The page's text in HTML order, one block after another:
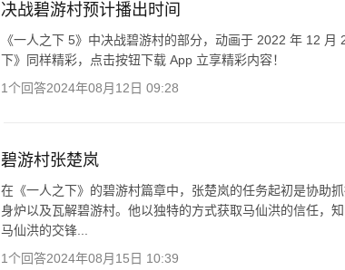
决战碧游村预计播出时间
《一人之下 5》中决战碧游村的部分，动画于 2022 年 12
下》同样精彩，点击按钮下载 App 立享精彩内容！
1个回答2024年08月12日 09:28
碧游村张楚岚
在《一人之下》的碧游村篇章中，张楚岚的任务起初是协助
身炉以及瓦解碧游村。他以独特的方式获取马仙洪的信任，
马仙洪的交锋...
1个回答2024年08月15日 10:39